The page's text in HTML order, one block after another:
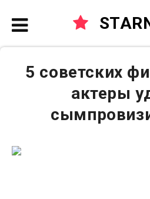
5 советских
актеры